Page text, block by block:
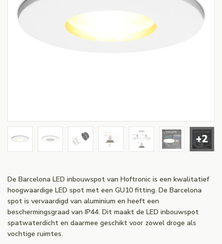
+2
De Barcelona LED inbouwspot van Hoftronic is een kwalitatief
hoogwaardige LED spot met een GU10 fitting. De Barcelona
spot is vervaardigd van aluminium en heeft een
beschermingsgraad van IP44. Dit maakt de LED inbouwspot
spatwaterdicht en daarmee geschikt voor zowel droge als
vochtige ruimtes.